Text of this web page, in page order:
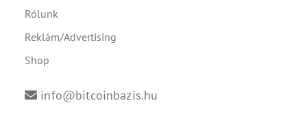
Rólunk
Reklám/Advertising
Shop
info@bitcoinbazis.hu